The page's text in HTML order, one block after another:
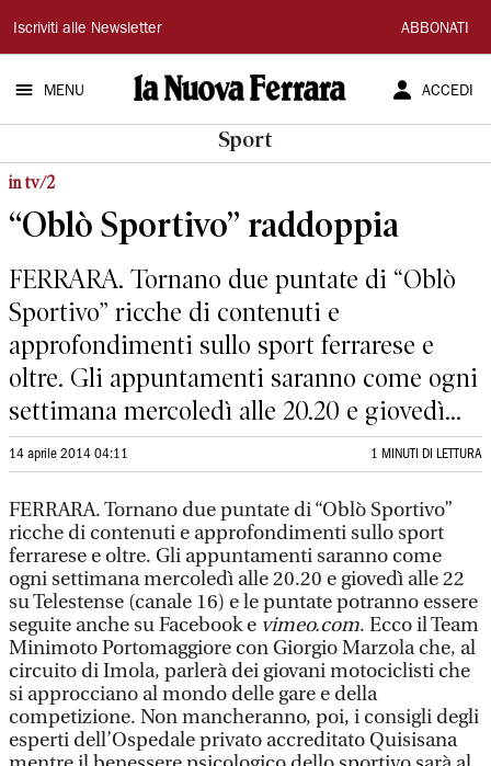
La
Nuova
Ferrara
Iscriviti alle Newsletter ABBONATI
MENU ACCEDI
Sport
in tv/2
“Oblò Sportivo” raddoppia
FERRARA. Tornano due puntate di “Oblò
Sportivo” ricche di contenuti e
approfondimenti sullo sport ferrarese e
oltre. Gli appuntamenti saranno come ogni
settimana mercoledì alle 20.20 e giovedì...
14 aprile 2014 04:11 1 MINUTI DI LETTURA
FERRARA. Tornano due puntate di “Oblò Sportivo”
ricche di contenuti e approfondimenti sullo sport
ferrarese e oltre. Gli appuntamenti saranno come
ogni settimana mercoledì alle 20.20 e giovedì alle 22
su Telestense (canale 16) e le puntate potranno essere
seguite anche su Facebook e vimeo.com. Ecco il Team
Minimoto Portomaggiore con Giorgio Marzola che, al
circuito di Imola, parlerà dei giovani motociclisti che
si approcciano al mondo delle gare e della
competizione. Non mancheranno, poi, i consigli degli
esperti dell’Ospedale privato accreditato Quisisana